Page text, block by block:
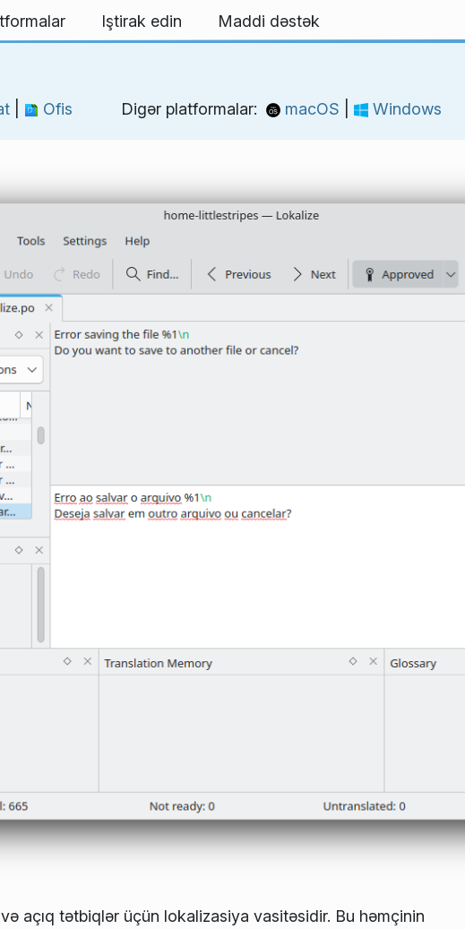
Iştirak edin Maddi dəstək
Ofis Digər platformalar: macOS Windows
açıq tətbiqlər üçün lokalizasiya vasitəsidir. Bu həmçinin